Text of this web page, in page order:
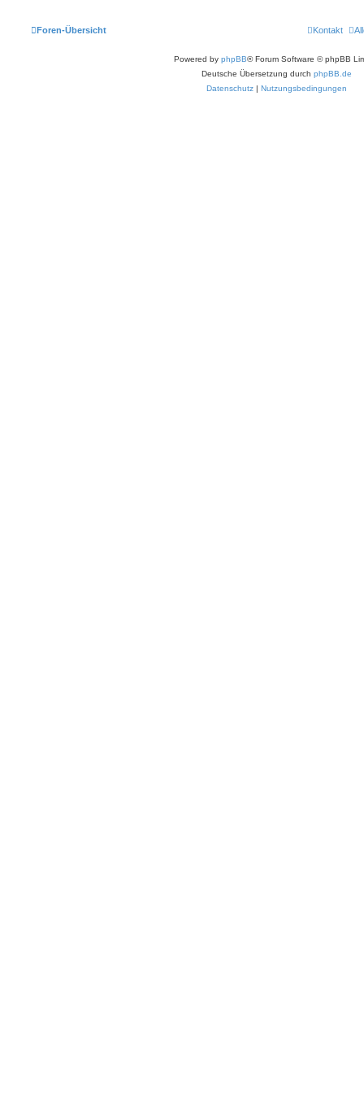
Foren-Übersicht Kontakt
Powered by phpBB® Forum Software © phpBB
Deutsche Übersetzung durch phpBB.de
Datenschutz | Nutzungsbedingungen